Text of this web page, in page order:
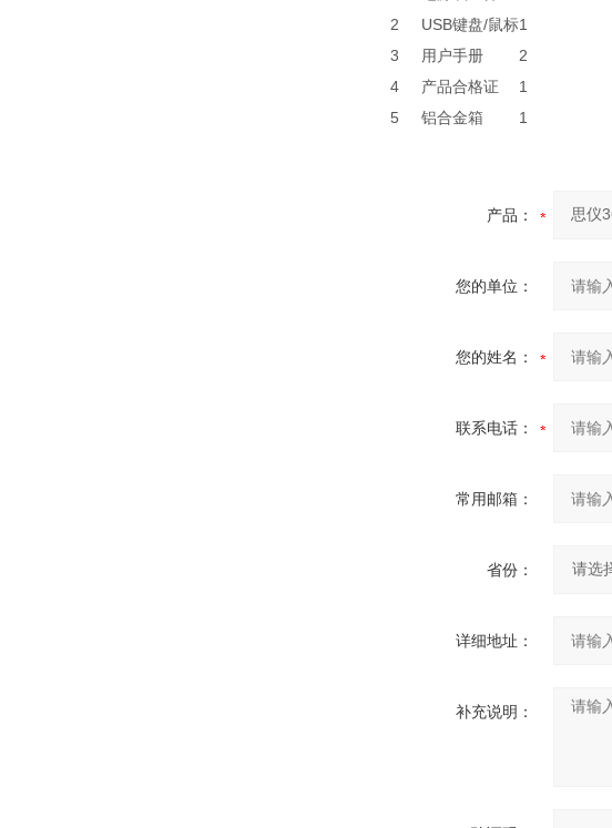
2
USB键盘/鼠标1
3
用户手册
2
4
产品合格证
1
5
铝合金箱 1
产品：
您的单位：
您的姓名：
联系电话：
常用邮箱：
省份：
详细地址：
补充说明：